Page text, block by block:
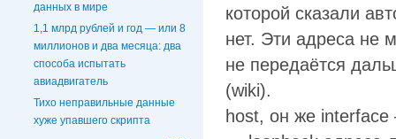
данных в мире
1,1 млрд рублей и год — или 8
миллионов и два месяца: два
способа испытать
авиадвигатель
Тихо неправильные данные
хуже упавшего скрипта
которой сказали
нет. Эти адреса не
не передаётся
(wiki).
host, он же